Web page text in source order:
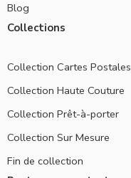
Blog
Collections
Collection Cartes Postales
Collection Haute Couture
Collection Prêt-à-porter
Collection Sur Mesure
Fin de collection